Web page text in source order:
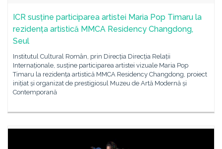
ICR susține participarea artistei Maria Pop Timaru la
rezidența artistică MMCA Residency Changdong,
Seul
Institutul Cultural Român, prin Direcția Direcția Relații
Internaționale, susține participarea artistei vizuale Maria Pop
Timaru la rezidența artistică MMCA Residency Changdong, proiect
inițiat și organizat de prestigiosul Muzeu de Artă Modernă și
Contemporană